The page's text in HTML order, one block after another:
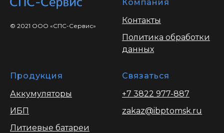
© 2021 ООО «СПС-Сервис»
Компания
Контакты
Политика обработки
данных
Продукция
Аккумуляторы
ИБП
Литиевые батареи
Связаться
+7 3822 977-887
zakaz@ibptomsk.ru